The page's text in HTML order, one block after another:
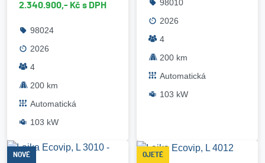
2.340.900,- Kč s DPH
98024
2026
4
200 km
Automatická
103 kW
98010
2026
4
200 km
Automatická
103 kW
NOVÉ OJETÉ